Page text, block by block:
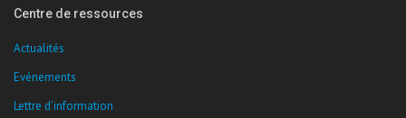
Centre de ressources
Actualités
Evénements
Lettre d'information